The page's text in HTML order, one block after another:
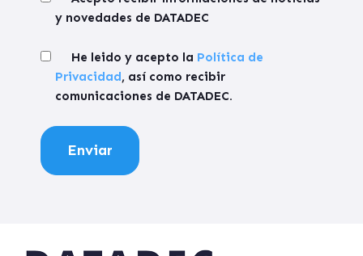
y novedades de DATADEC
He leido y acepto la Política de
Privacidad, así como recibir
comunicaciones de DATADEC.